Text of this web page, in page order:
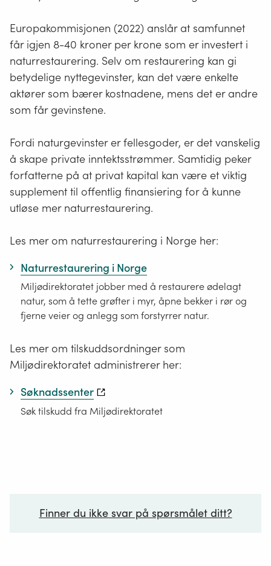
Europakommisjonen (2022) anslår at samfunnet
får igjen 8-40 kroner per krone som er investert i
naturrestaurering. Selv om restaurering kan gi
betydelige nyttegevinster, kan det være enkelte
aktører som bærer kostnadene, mens det er andre
som får gevinstene.
Fordi naturgevinster er fellesgoder, er det vanskelig
å skape private inntektsstrømmer. Samtidig peker
forfatterne på at privat kapital kan være et viktig
supplement til offentlig finansiering for å kunne
utløse mer naturrestaurering.
Les mer om naturrestaurering i Norge her:
Naturrestaurering i Norge
Miljødirektoratet jobber med å restaurere ødelagt
natur, som å tette grøfter i myr, åpne bekker i rør og
fjerne veier og anlegg som forstyrrer natur.
Les mer om tilskuddsordninger som
Miljødirektoratet administrerer her:
Søknadssenter
Søk tilskudd fra Miljødirektoratet
Finner du ikke svar på spørsmålet ditt?